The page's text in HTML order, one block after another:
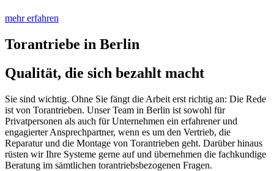
mehr erfahren
Torantriebe in Berlin
Qualität, die sich bezahlt macht
Sie sind wichtig. Ohne Sie fängt die Arbeit erst richtig an: Die Rede
ist von Torantrieben. Unser Team in Berlin ist sowohl für
Privatpersonen als auch für Unternehmen ein erfahrener und
engagierter Ansprechpartner, wenn es um den Vertrieb, die
Reparatur und die Montage von Torantrieben geht. Darüber hinaus
rüsten wir Ihre Systeme gerne auf und übernehmen die fachkundige
Beratung im sämtlichen torantriebsbezogenen Fragen.